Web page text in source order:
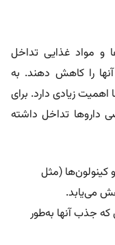
و مواد غذایی تداخل
را کاهش دهند. به
زیادی دارد. برای
تداخل داشته
کینولون‌ها (مثل
می‌یابد.
که جذب آنها به‌طور